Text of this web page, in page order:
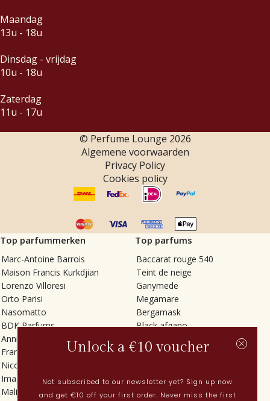
Maandag
13u - 18u
Dinsdag - vrijdag
10u - 18u
Zaterdag
11u - 17u
© Perfume Lounge 2026
Algemene voorwaarden
Privacy Policy
Cookies policy
Top parfummerken
Marc-Antoine Barrois
Maison Francis Kurkdjian
Lorenzo Villoresi
Orto Parisi
Nasomatto
BDK Parfums
Annindriya
Francesca Bianchi
Nicolaï
Imaginary Authors
Malin + Goetz
Top parfums
Baccarat rouge 540
Teint de neige
Ganymede
Megamare
Bergamask
Black afgano
Tilia
Vetiver Rain
In Love with Everything
Unlock a €10 voucher
Not subscribed to our newsletter yet? Sign up now
and get €10 off your first order. Never miss the first